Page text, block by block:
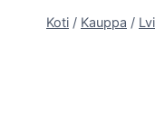
Koti / Kauppa /